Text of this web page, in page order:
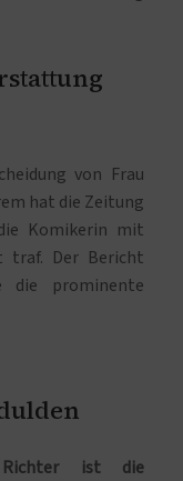
von Frau
hat die Zeitung
Komikerin mit
traf. Der Bericht
prominente
ist die